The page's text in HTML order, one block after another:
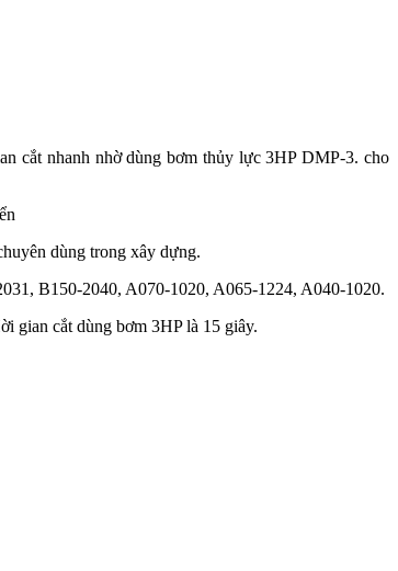
cắt nhanh nhờ dùng bơm thủy lực 3HP DMP-3. cho
dùng trong xây dựng.
B150-2040, A070-1020, A065-1224, A040-1020.
gian cắt dùng bơm 3HP là 15 giây.